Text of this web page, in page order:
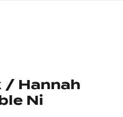
/ Hannah
Ni